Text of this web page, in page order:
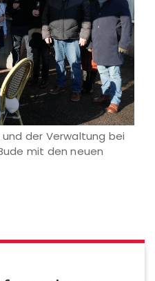
der Verwaltung bei
mit den neuen